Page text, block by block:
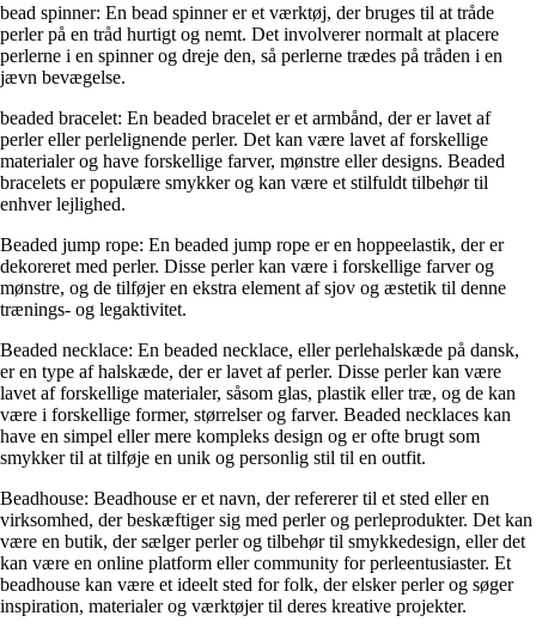
bead spinner: En bead spinner er et værktøj, der bruges til at tråde
perler på en tråd hurtigt og nemt. Det involverer normalt at placere
perlerne i en spinner og dreje den, så perlerne trædes på tråden i en
jævn bevægelse.
beaded bracelet: En beaded bracelet er et armbånd, der er lavet af
perler eller perlelignende perler. Det kan være lavet af forskellige
materialer og have forskellige farver, mønstre eller designs. Beaded
bracelets er populære smykker og kan være et stilfuldt tilbehør til
enhver lejlighed.
Beaded jump rope: En beaded jump rope er en hoppeelastik, der er
dekoreret med perler. Disse perler kan være i forskellige farver og
mønstre, og de tilføjer en ekstra element af sjov og æstetik til denne
trænings- og legaktivitet.
Beaded necklace: En beaded necklace, eller perlehalskæde på dansk,
er en type af halskæde, der er lavet af perler. Disse perler kan være
lavet af forskellige materialer, såsom glas, plastik eller træ, og de kan
være i forskellige former, størrelser og farver. Beaded necklaces kan
have en simpel eller mere kompleks design og er ofte brugt som
smykker til at tilføje en unik og personlig stil til en outfit.
Beadhouse: Beadhouse er et navn, der refererer til et sted eller en
virksomhed, der beskæftiger sig med perler og perleprodukter. Det kan
være en butik, der sælger perler og tilbehør til smykkedesign, eller det
kan være en online platform eller community for perleentusiaster. Et
beadhouse kan være et ideelt sted for folk, der elsker perler og søger
inspiration, materialer og værktøjer til deres kreative projekter.